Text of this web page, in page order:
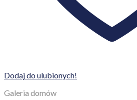
Dodaj do ulubionych!
Galeria domów